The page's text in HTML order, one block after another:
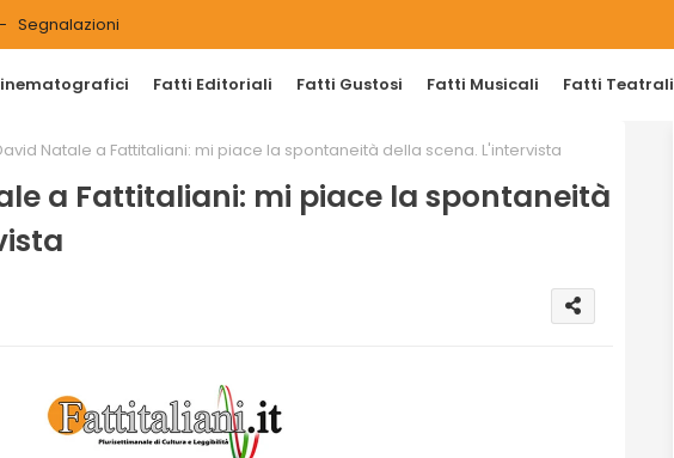
Segnalazioni
Fatti Editoriali Fatti Gustosi Fatti Musicali Fatti Teatrali
Natale a Fattitaliani: mi piace la spontaneità della scena. L'intervista
a Fattitaliani: mi piace la spontaneità